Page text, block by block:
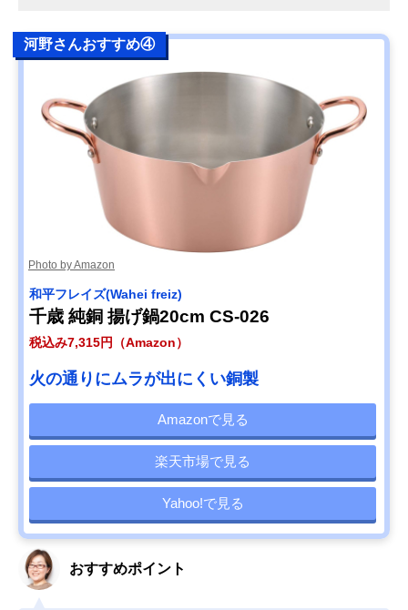
河野さんおすすめ④
Photo by Amazon
和平フレイズ(Wahei freiz)
千歳 純銅 揚げ鍋20cm CS-026
税込み7,315円（Amazon）
火の通りにムラが出にくい銅製
Amazonで見る
楽天市場で見る
Yahoo!で見る
おすすめポイント